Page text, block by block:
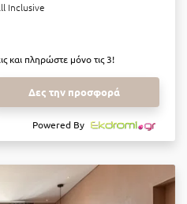
Inclusive
και πληρώστε μόνο τις 3!
Δες την προσφορά
Powered By